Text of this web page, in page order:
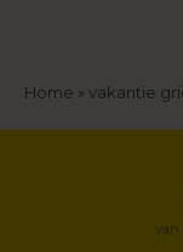
Home vakantie
van